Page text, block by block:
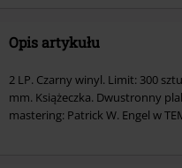
Opis artykułu
2 LP. Czarny winyl. Limit: 300
mm. Książeczka. Dwustronny
mastering: Patrick W. Engel w